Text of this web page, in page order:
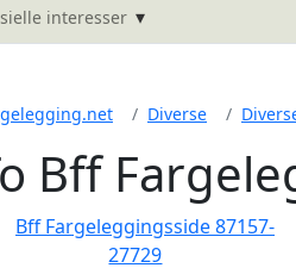
interesser ▾
Diverse
Bff